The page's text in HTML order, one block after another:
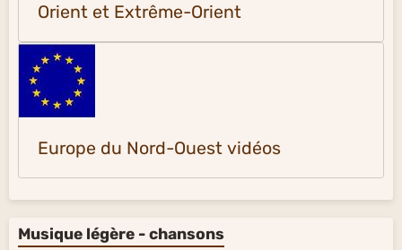
Orient et Extrême-Orient
Europe du Nord-Ouest vidéos
Musique légère - chansons